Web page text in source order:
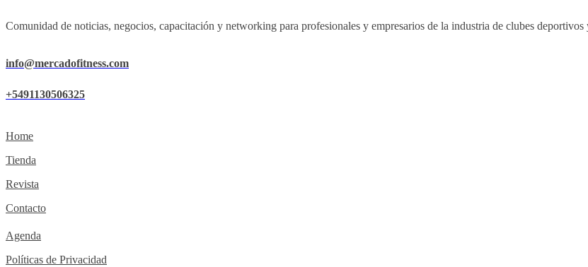
Comunidad de noticias, negocios, capacitación y networking para profesionales y empresarios de la industria de clubes
info@mercadofitness.com
+5491130506325
Home
Tienda
Revista
Contacto
Agenda
Políticas de Privacidad